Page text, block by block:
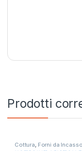
Prodotti
Cottura Forni da Incasso